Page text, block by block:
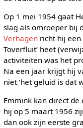
Op 1 mei 1954 gaat
slag als omroeper bij
Verhagenricht hij een
Toverfluit’ heet
activiteiten was het
Na een jaar krijgt hij
niet ‘het geluid is dat
Emmink kan direct
hij op 5 maart 1956
dan ook zijn eerste